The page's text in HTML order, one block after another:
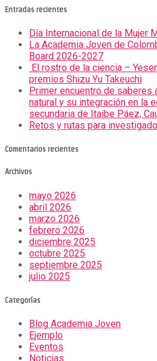
Entradas recientes
Día Internacional de la Mujer
La Academia Joven de
Board 2026-2027
El rostro de la ciencia –
premios Shizu Yu Takeuchi
Primer encuentro de saberes
natural y su integración en la
secundaria de Itaibe Páez,
Retos y rutas para
Comentarios recientes
Archivos
mayo 2026
abril 2026
marzo 2026
febrero 2026
diciembre 2025
octubre 2025
septiembre 2025
julio 2025
Categorías
Blog Academia Joven
Ejemplo
Eventos
Noticias